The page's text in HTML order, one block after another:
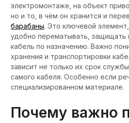
электромонтаже, на объект
но и то, в чём он хранится и
барабаны. Это ключевой
удобно перематывать, защищать
кабель по назначению. Важно
хранения и транспортировки
зависит не только их срок
самого кабеля. Особенно если
специализированном материале.
Почему важно